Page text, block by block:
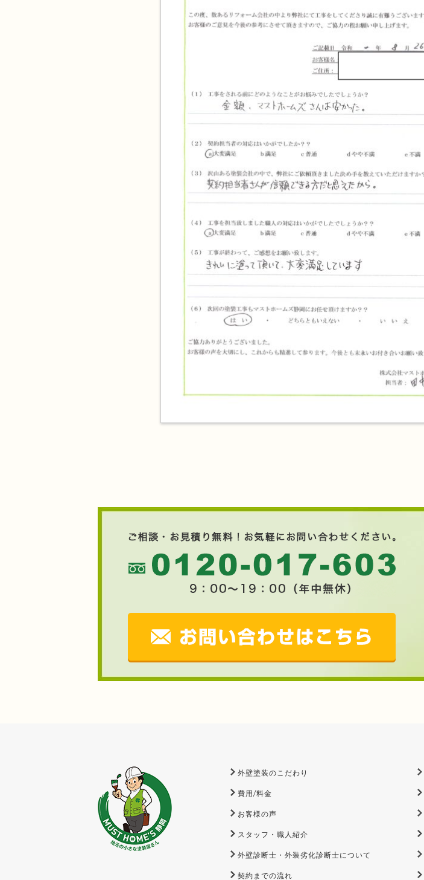
外壁塗装のこだわり
費用/料金
お客様の声
スタッフ・職人紹介
外壁診断士・外装劣化診断士について
契約までの流れ